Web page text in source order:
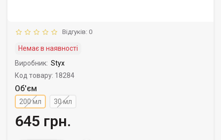
Відгуків: 0
Немає в наявності
Виробник: Styx
Код товару: 18284
Об'єм
200 мл 30 мл
645 грн.